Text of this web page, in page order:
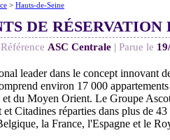
> Hauts-de-Seine
DE RÉSERVATION
Référence ASC Centrale | Parue le
leader dans le concept innovant
environ 17 000
du Moyen Orient. Le Groupe
et Citadines réparties dans plus de
la France, l'Espagne et le